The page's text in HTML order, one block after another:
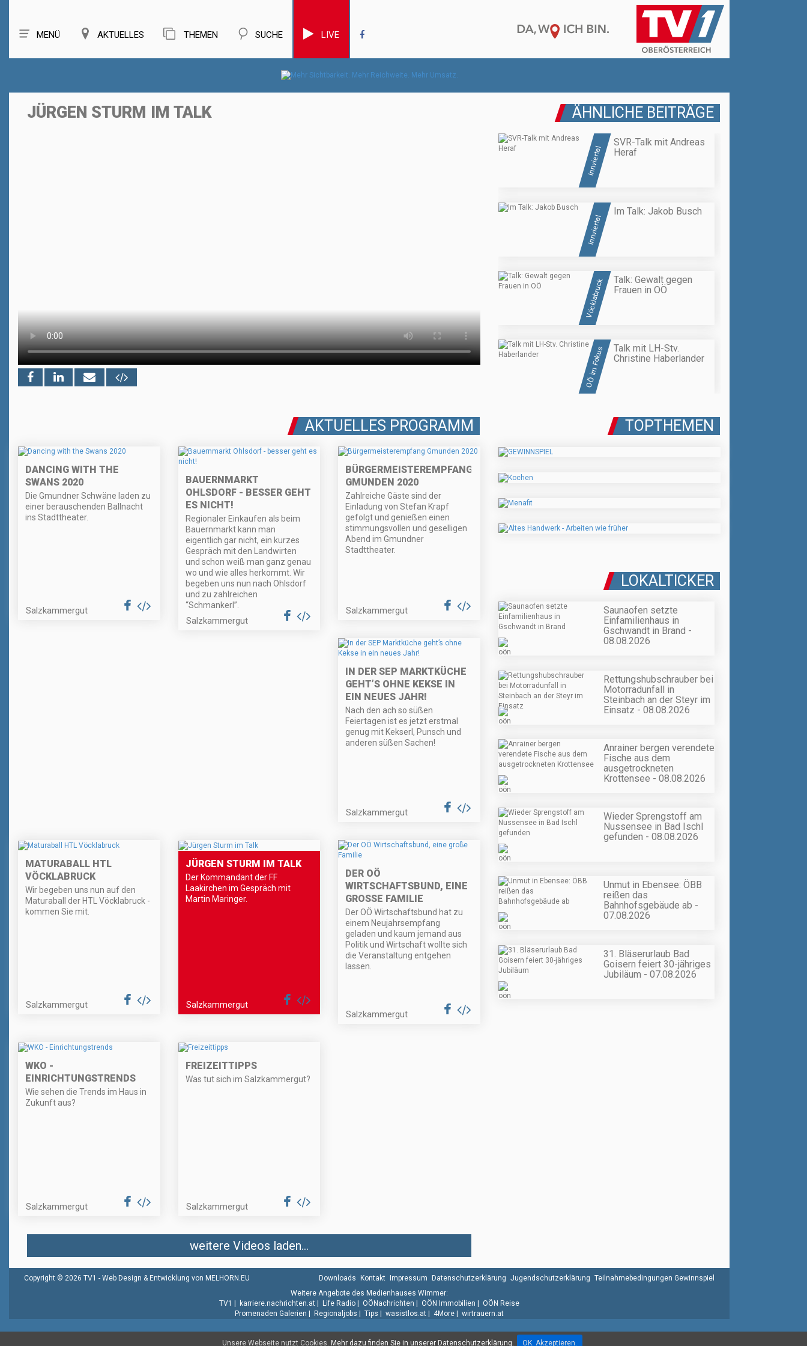
MENÜ AKTUELLES THEMEN SUCHE LIVE
JÜRGEN STURM IM TALK ÄHNLICHE BEITRÄGE
Innviertel
SVR-Talk mit Andreas
Heraf
Innviertel
Im Talk: Jakob Busch
Vöcklabruck
Talk: Gewalt gegen
Frauen in OÖ
OÖ im Fokus
Talk mit LH-Stv.
Christine Haberlander
AKTUELLES PROGRAMM
DANCING WITH THE
SWANS 2020
Die Gmundner Schwäne laden zu
einer berauschenden Ballnacht
ins Stadttheater.
Salzkammergut
BAUERNMARKT
OHLSDORF - BESSER GEHT
ES NICHT!
Regionaler Einkaufen als beim
Bauernmarkt kann man
eigentlich gar nicht, ein kurzes
Gespräch mit den Landwirten
und schon weiß man ganz genau
wo und wie alles herkommt. Wir
begeben uns nun nach Ohlsdorf
und zu zahlreichen
“Schmankerl”.
Salzkammergut
BÜRGERMEISTEREMPFANG
GMUNDEN 2020
Zahlreiche Gäste sind der
Einladung von Stefan Krapf
gefolgt und genießen einen
stimmungsvollen und geselligen
Abend im Gmundner
Stadttheater.
Salzkammergut
IN DER SEP MARKTKÜCHE
GEHT’S OHNE KEKSE IN
EIN NEUES JAHR!
Nach den ach so süßen
Feiertagen ist es jetzt erstmal
genug mit Kekserl, Punsch und
anderen süßen Sachen!
Salzkammergut
MATURABALL HTL
VÖCKLABRUCK
Wir begeben uns nun auf den
Maturaball der HTL Vöcklabruck -
kommen Sie mit.
Salzkammergut
JÜRGEN STURM IM TALK
Der Kommandant der FF
Laakirchen im Gespräch mit
Martin Maringer.
Salzkammergut
DER OÖ
WIRTSCHAFTSBUND, EINE
GROSSE FAMILIE
Der OÖ Wirtschaftsbund hat zu
einem Neujahrsempfang
geladen und kaum jemand aus
Politik und Wirtschaft wollte sich
die Veranstaltung entgehen
lassen.
Salzkammergut
WKO -
EINRICHTUNGSTRENDS
Wie sehen die Trends im Haus in
Zukunft aus?
Salzkammergut
FREIZEITTIPPS
Was tut sich im Salzkammergut?
Salzkammergut
weitere Videos laden...
TOPTHEMEN
LOKALTICKER
Saunaofen setzte
Einfamilienhaus in
Gschwandt in Brand -
08.08.2026
Rettungshubschrauber bei
Motorradunfall in
Steinbach an der Steyr im
Einsatz - 08.08.2026
Anrainer bergen verendete
Fische aus dem
ausgetrockneten
Krottensee - 08.08.2026
Wieder Sprengstoff am
Nussensee in Bad Ischl
gefunden - 08.08.2026
Unmut in Ebensee: ÖBB
reißen das
Bahnhofsgebäude ab -
07.08.2026
31. Bläserurlaub Bad
Goisern feiert 30-jähriges
Jubiläum - 07.08.2026
Unsere Webseite nutzt Cookies. Mehr dazu finden Sie in unserer Datenschutzerklärung. OK. Akzeptieren.
Copyright © 2026 TV1 - Web Design & Entwicklung von MELHORN.EU Downloads Kontakt Impressum Datenschutzerklärung Jugendschutzerklärung Teilnahmebedingungen Gewinnspiel
Weitere Angebote des Medienhauses Wimmer:
TV1 | karriere.nachrichten.at | Life Radio | OÖNachrichten | OÖN Immobilien | OÖN Reise
Promenaden Galerien | Regionaljobs | Tips | wasistlos.at | 4More | wirtrauern.at